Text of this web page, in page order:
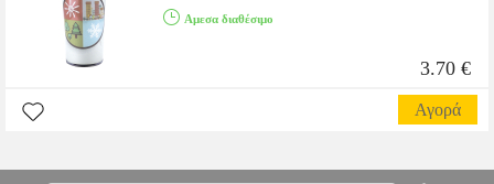
Αμεσα διαθέσιμο
3.70 €
Αγορά